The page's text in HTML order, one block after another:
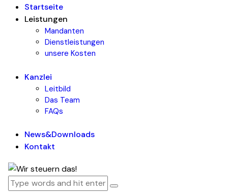
Startseite
Leistungen
Mandanten
Dienstleistungen
unsere Kosten
Kanzlei
Leitbild
Das Team
FAQs
News&Downloads
Kontakt